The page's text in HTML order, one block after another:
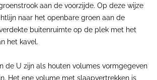
aan de voorzijde. Op deze wijze
naar het openbare groen aan de
buitenruimte op de plek met het
het kavel.
de U zijn als houten volumes vormgegeven
Het ene volume met slaapvertrekken is